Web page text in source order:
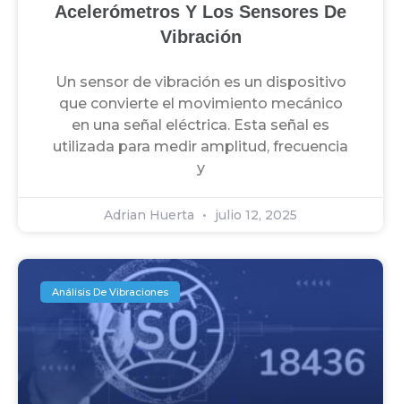
Acelerómetros Y Los Sensores De
Vibración
Un sensor de vibración es un dispositivo
que convierte el movimiento mecánico
en una señal eléctrica. Esta señal es
utilizada para medir amplitud, frecuencia
y
Adrian Huerta julio 12, 2025
Análisis De Vibraciones